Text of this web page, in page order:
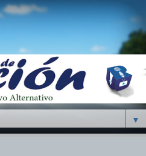
▼